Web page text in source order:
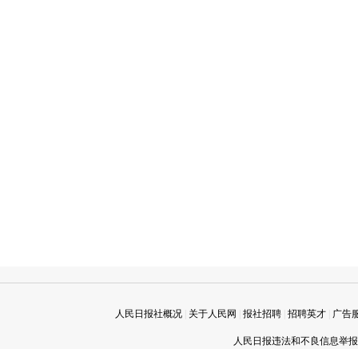
人民日报社概况 关于人民网 报社招聘 招聘英才 广告
人民日报违法和不良信息举